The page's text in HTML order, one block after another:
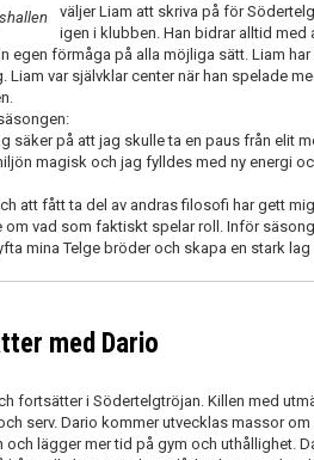
väljer Liam att skriva på för
igen i klubben. Han bidrar alltid med
egen förmåga på alla möjliga sätt. Liam
Liam var självklar center när han spelade
säker på att jag skulle ta en paus från elit
magisk och jag fylldes med ny energi
att fått ta del av andras filosofi har gett
om vad som faktiskt spelar roll. Inför
mina Telge bröder och skapa en stark
med Dario
fortsätter i Södertelgtröjan. Killen med
serv. Dario kommer utvecklas massor om
lägger mer tid på gym och uthållighet.